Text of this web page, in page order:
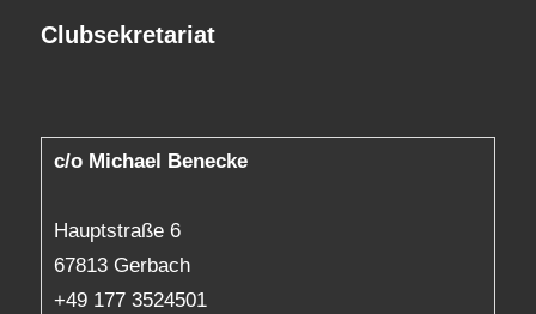
Clubsekretariat
c/o Michael Benecke
Hauptstraße 6
67813 Gerbach
+49 177 3524501